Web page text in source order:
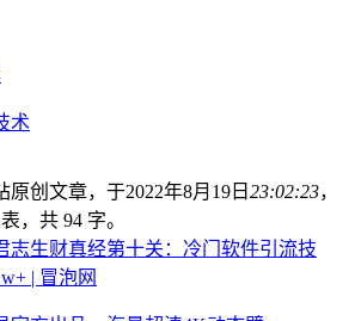
术
原创文章，于2022年8月19日 23:02:23，
，共 94 字。
志生财真经第十关：冷门软件引流技
| 冒泡网